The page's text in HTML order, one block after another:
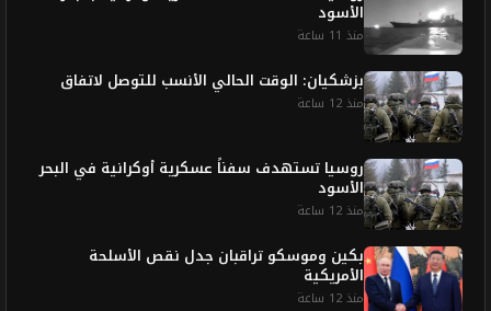
الأسود
منذ 11 ساعة
بزشكيان: الوقت الحالي الأنسب للتوصل لاتفاق
منذ 12 ساعة
روسيا تستهدف سفناً عسكرية أوكرانية في البحر
الأسود
منذ 12 ساعة
بكين وموسكو تراقبان جدل نقص الأسلحة
الأمريكية
منذ 12 ساعة